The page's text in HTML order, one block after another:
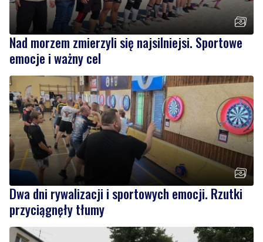
emocje i ważny cel
Dwa dni rywalizacji i sportowych emocji. Rzutki
przyciągnęły tłumy